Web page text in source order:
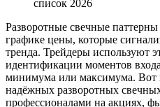
Разворотные свечные
графике цены, которые
тренда. Трейдеры используют
идентификации моментов
минимума или максимума. Вот
надёжных разворотных
профессионалами на акциях,